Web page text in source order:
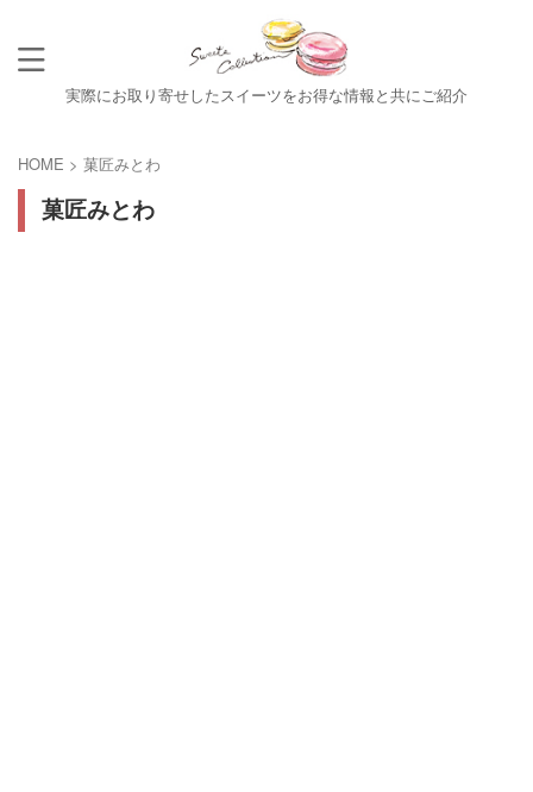
実際にお取り寄せしたスイーツをお得な情報と共にご紹介
HOME > 菓匠みとわ
菓匠みとわ